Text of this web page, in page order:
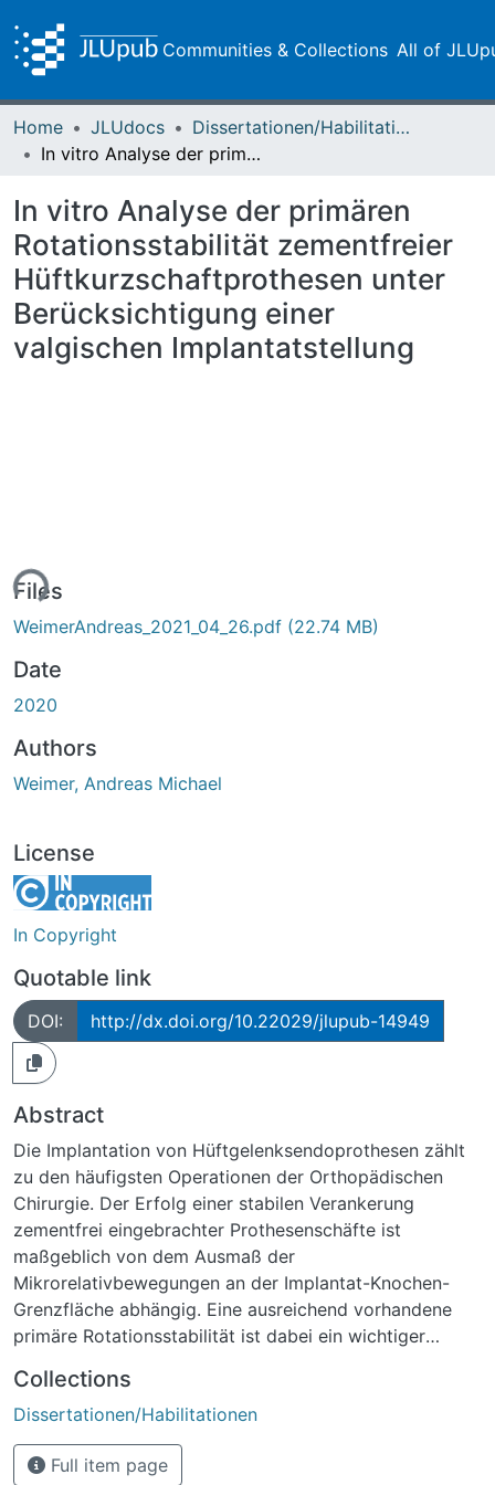
Communities & Collections All of
Home JLUdocs
Dissertationen/Habilitationen
In vitro Analyse der primären Rotationsstabilität zementfreier Hüftkurzschaftprothesen unter Berücksichtigung einer valgischen Implantatstellung
In vitro Analyse der primären
Rotationsstabilität zementfreier
Hüftkurzschaftprothesen unter
Berücksichtigung einer
valgischen Implantatstellung
Files
WeimerAndreas_2021_04_26.pdf (22.74 MB)
Date
2020
Authors
Weimer, Andreas Michael
License
In Copyright
Quotable link
DOI: http://dx.doi.org/10.22029/jlupub-14949
Abstract
Die Implantation von Hüftgelenksendoprothesen zählt
zu den häufigsten Operationen der Orthopädischen
Chirurgie. Der Erfolg einer stabilen Verankerung
zementfrei eingebrachter Prothesenschäfte ist
maßgeblich von dem Ausmaß der
Mikrorelativbewegungen an der Implantat-Knochen-
Grenzfläche abhängig. Eine ausreichend vorhandene
primäre Rotationsstabilität ist dabei ein wichtiger
und Funktion. Ein epidemiologisch-demographisch
bedingter Anstieg von Revisions- und
Wechseloperationen führte in den vergangenen Jahren
zu einer rasanten Weiterentwicklung und Nachfrage
Collections
Dissertationen/Habilitationen
Full item page